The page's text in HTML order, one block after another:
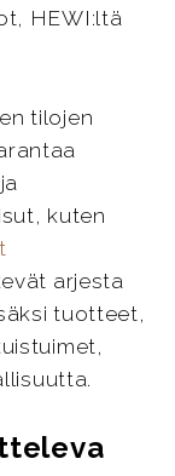
HEWI:ltä
tilojen
kuten
arjesta
tuotteet,